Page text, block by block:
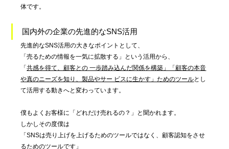
体です。
国内外の企業の先進的なSNS活用
先進的なSNS活用の大きなポイントとして、
「売るための情報を一気に拡散する」という活用から、
「共感を得て、顧客との 一歩踏み込んだ関係を構築」「顧客の本音
や真のニーズを知り、製品やサー ビスに生かす」ためのツールとし
て活用する動きへと変わっています。
僕もよくお客様に「どれだけ売れるの？」と聞かれます。
しかしその度僕は
「SNSは売り上げを上げるためのツールではなく、顧客認知をさせ
るためのツールです」